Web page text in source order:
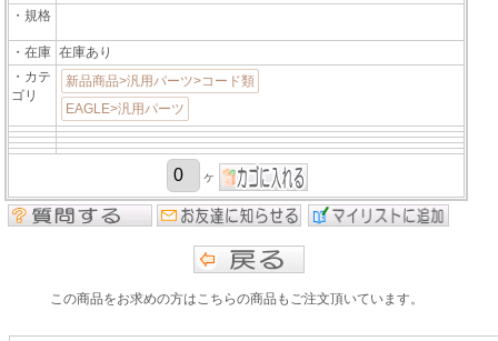
・規格
・在庫 在庫あり
・カテ
ゴリ
新品商品>汎用パーツ>コード類
EAGLE>汎用パーツ
ヶ
この商品をお求めの方はこちらの商品もご注文頂いています。